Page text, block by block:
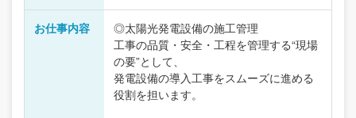
お仕事内容
◎太陽光発電設備の施工管理
工事の品質・安全・工程を管理する“現場
の要”として、
発電設備の導入工事をスムーズに進める
役割を担います。